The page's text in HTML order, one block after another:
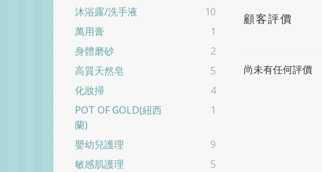
沐浴露/洗手液
10
萬用膏
1
身體磨砂
2
高質天然皂
5
化妝掃
4
POT OF GOLD(紐西
蘭)
1
嬰幼兒護理
9
敏感肌護理
5
顧客評價
尚未有任何評價